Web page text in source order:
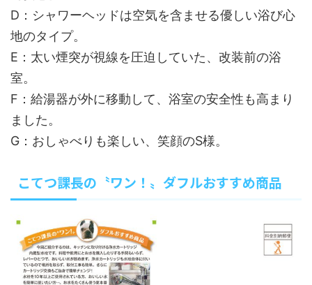
D：シャワーヘッドは空気を含ませる優しい浴び心
地のタイプ。
E：太い煙突が視線を圧迫していた、改装前の浴
室。
F：給湯器が外に移動して、浴室の安全性も高まり
ました。
G：おしゃべりも楽しい、笑顔のS様。
こてつ課長の〝ワン！〟ダフルおすすめ商品